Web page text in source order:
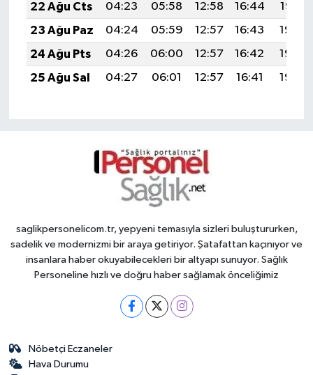
22 Ağu Cts
04:23 05:58 12:58 16:44
19:47
23 Ağu Paz
04:24 05:59 12:57 16:43
19:46
24 Ağu Pts
04:26 06:00 12:57 16:42
19:44
25 Ağu Sal
04:27 06:01 12:57 16:41 19:42
saglikpersonelicom.tr, yepyeni temasıyla sizleri buluştururken,
sadelik ve modernizmi bir araya getiriyor. Şatafattan kaçınıyor ve
insanlara haber okuyabilecekleri bir altyapı sunuyor. Sağlık
Personeline hızlı ve doğru haber sağlamak önceliğimiz
Nöbetçi Eczaneler
Hava Durumu